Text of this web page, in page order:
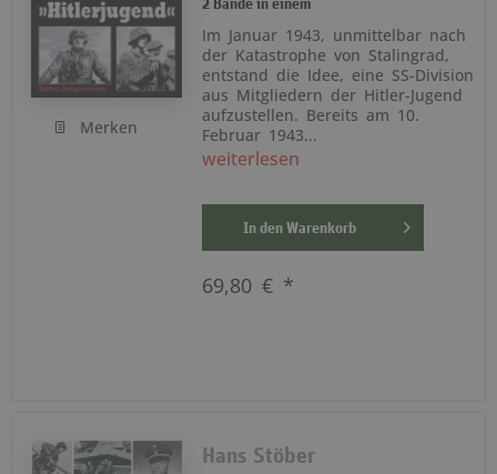
Merken
Im Januar 1943, unmittelbar nach
der Katastrophe von Stalingrad,
entstand die Idee, eine SS-Division
aus Mitgliedern der Hitler-Jugend
aufzustellen. Bereits am 10.
Februar 1943...
weiterlesen
In den Warenkorb
69,80 € *
Hans Stöber